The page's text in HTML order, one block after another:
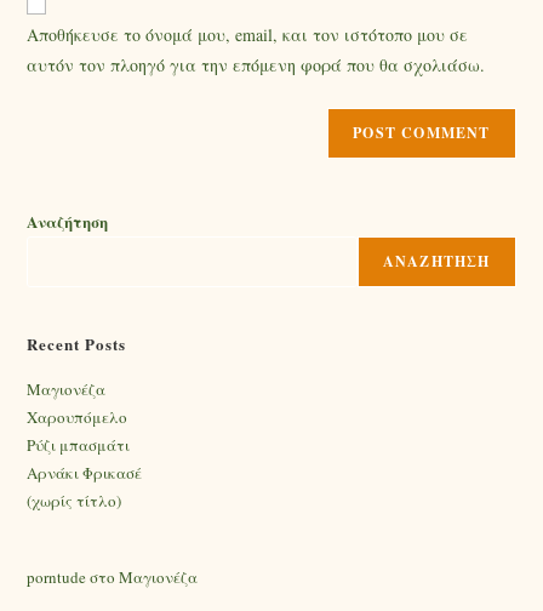
Αποθήκευσε το όνομά μου, email, και τον ιστότοπο μου σε
αυτόν τον πλοηγό για την επόμενη φορά που θα σχολιάσω.
Αναζήτηση
ΑΝΑΖΉΤΗΣΗ
Recent Posts
Mαγιονέζα
Χαρουπόμελο
Ρύζι μπασμάτι
Αρνάκι Φρικασέ
(χωρίς τίτλο)
porntudeστοMαγιονέζα